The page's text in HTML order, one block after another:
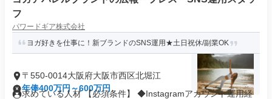
フ
パワードギア株式会社
ヨガ好きを仕事に！新ブランドのSNS運用★土日祝休/副業OK
〒550-0014大阪府大阪市西区北堀江
年俸400万円～600万円
求めている人材 【必須条件】 ◆Instagramアカウント運用経